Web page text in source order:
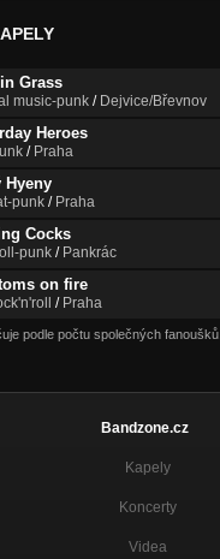
Grass
music-punk / Dejvice/Břevnov
Heroes
/ Praha
Hyeny
punk / Praha
Cocks
punk / Pankrác
on fire
/ Praha
podle počtu společných fanoušků.
Bandzone.cz
Kapely
Koncerty
Videa